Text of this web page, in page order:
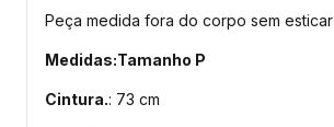
Peça medida fora do corpo sem esticar
Medidas:Tamanho P
Cintura.: 73 cm